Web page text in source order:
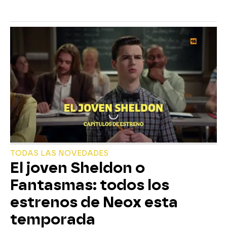
TODAS LAS NOVEDADES
El joven Sheldon o
Fantasmas: todos los
estrenos de Neox esta
temporada